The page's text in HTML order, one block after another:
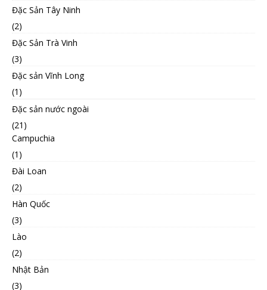
Đặc Sản Tây Ninh
(2)
Đặc Sản Trà Vinh
(3)
Đặc sản Vĩnh Long
(1)
Đặc sản nước ngoài
(21)
Campuchia
(1)
Đài Loan
(2)
Hàn Quốc
(3)
Lào
(2)
Nhật Bản
(3)